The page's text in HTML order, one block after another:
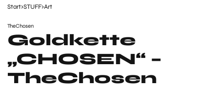
Start›STUFF›Art
TheChosen
Goldkette
„CHOSEN“ –
TheChosen